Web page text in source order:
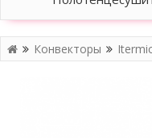
Конвекторы